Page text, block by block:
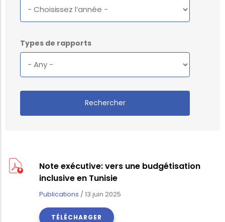
Types de rapports
Note exécutive: vers une budgétisation
inclusive en Tunisie
Publications /13 juin 2025
TÉLÉCHARGER